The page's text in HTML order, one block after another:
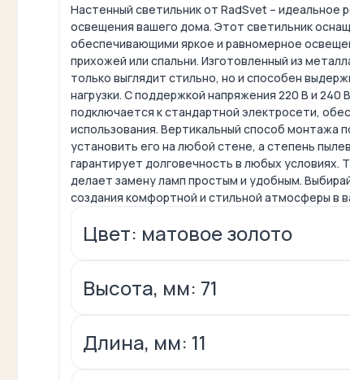
Настенный светильник от RadSvet – идеальное
освещения вашего дома. Этот светильник
обеспечивающими яркое и равномерное
прихожей или спальни. Изготовленный из
только выглядит стильно, но и способен
нагрузки. С поддержкой напряжения 220 В и 240
подключается к стандартной электросети,
использования. Вертикальный способ монтажа
установить его на любой стене, а степень
гарантирует долговечность в любых условиях.
делает замену ламп простым и удобным.
создания комфортной и стильной атмосферы в
Цвет: матовое золото
Высота, мм: 71
Длина, мм: 11